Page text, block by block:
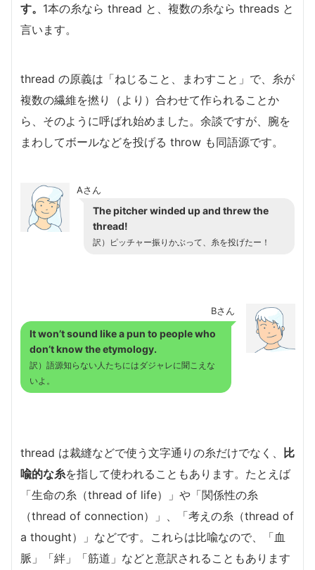
す。 1本の糸なら thread と、複数の糸なら threads と
言います。
thread の原義は「ねじること、まわすこと」で、糸が
複数の繊維を撚り（より）合わせて作られることか
ら、そのように呼ばれ始めました。余談ですが、腕を
まわしてボールなどを投げる throw も同語源です。
Aさん
The pitcher winded up and threw the
thread!
訳）ピッチャー振りかぶって、糸を投げたー！
Bさん
It won’t sound like a pun to people who
don’t know the etymology.
訳）語源知らない人たちにはダジャレに聞こえな
いよ。
thread は裁縫などで使う文字通りの糸だけでなく、 比
喩的な糸を指して使われることもあります。たとえば
「生命の糸（thread of life）」や「関係性の糸
（thread of connection）」、「考えの糸（thread of
a thought）」などです。これらは比喩なので、「血
脈」「絆」「筋道」などと意訳されることもあります